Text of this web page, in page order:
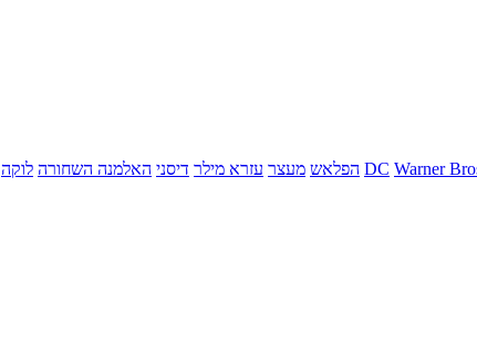
DC Warner הפלאש מעצר עזרא מילר דיסני האלמנה השחורה לוקה